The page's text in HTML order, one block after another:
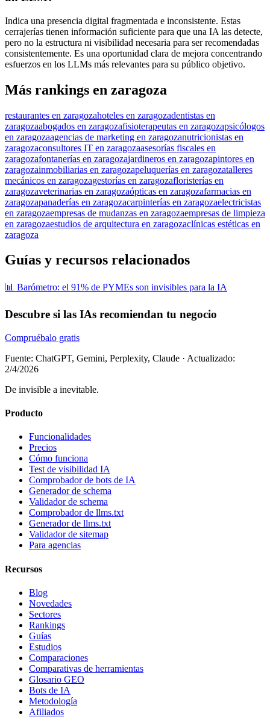
Indica una presencia digital fragmentada e inconsistente. Estas
cerrajerías tienen información suficiente para que una IA las detecte,
pero no la estructura ni visibilidad necesaria para ser recomendadas
consistentemente. Es una oportunidad clara de mejora concentrando
esfuerzos en los LLMs más relevantes para su público objetivo.
Más rankings en zaragoza
restaurantes en zaragozahoteles en zaragozadentistas en
zaragozaabogados en zaragozafisioterapeutas en zaragozapsicólogos
en zaragozaagencias de marketing en zaragozanutricionistas en
zaragozaconsultores IT en zaragozaasesorías fiscales en
zaragozafontanerías en zaragozajardineros en zaragozapintores en
zaragozainmobiliarias en zaragozapeluquerías en zaragozatalleres
mecánicos en zaragozagestorías en zaragozafloristerías en
zaragozaveterinarias en zaragozaópticas en zaragozafarmacias en
zaragozapanaderías en zaragozacarpinterías en zaragozaelectricistas
en zaragozaempresas de mudanzas en zaragozaempresas de limpieza
en zaragozaestudios de arquitectura en zaragozaclínicas estéticas en
zaragoza
Guías y recursos relacionados
📊 Barómetro: el 91% de PYMEs son invisibles para la IA
Descubre si las IAs recomiendan tu negocio
Compruébalo gratis
Fuente: ChatGPT, Gemini, Perplexity, Claude · Actualizado:
2/4/2026
De invisible a inevitable.
Producto
Funcionalidades
Precios
Cómo funciona
Test de visibilidad IA
Comprobador de bots de IA
Generador de schema
Validador de schema
Comprobador de llms.txt
Generador de llms.txt
Validador de sitemap
Para agencias
Recursos
Blog
Novedades
Sectores
Rankings
Guías
Estudios
Comparaciones
Comparativas de herramientas
Glosario GEO
Bots de IA
Metodología
Afiliados